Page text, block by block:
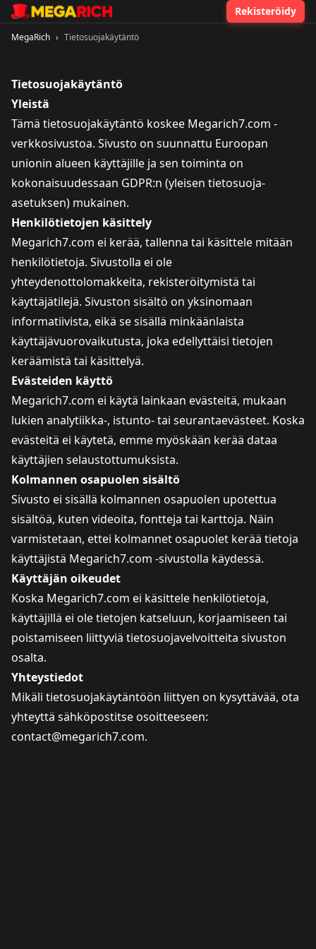
Rekisteröidy
MegaRich › Tietosuojakäytäntö
Tietosuojakäytäntö
Yleistä
Tämä tietosuojakäytäntö koskee Megarich7.com -
verkkosivustoa. Sivusto on suunnattu Euroopan
unionin alueen käyttäjille ja sen toiminta on
kokonaisuudessaan GDPR:n (yleisen tietosuoja-
asetuksen) mukainen.
Henkilötietojen käsittely
Megarich7.com ei kerää, tallenna tai käsittele mitään
henkilötietoja. Sivustolla ei ole
yhteydenottolomakkeita, rekisteröitymistä tai
käyttäjätilejä. Sivuston sisältö on yksinomaan
informatiivista, eikä se sisällä minkäänlaista
käyttäjävuorovaikutusta, joka edellyttäisi tietojen
keräämistä tai käsittelyä.
Evästeiden käyttö
Megarich7.com ei käytä lainkaan evästeitä, mukaan
lukien analytiikka-, istunto- tai seurantaevästeet. Koska
evästeitä ei käytetä, emme myöskään kerää dataa
käyttäjien selaustottumuksista.
Kolmannen osapuolen sisältö
Sivusto ei sisällä kolmannen osapuolen upotettua
sisältöä, kuten videoita, fontteja tai karttoja. Näin
varmistetaan, ettei kolmannet osapuolet kerää tietoja
käyttäjistä Megarich7.com -sivustolla käydessä.
Käyttäjän oikeudet
Koska Megarich7.com ei käsittele henkilötietoja,
käyttäjillä ei ole tietojen katseluun, korjaamiseen tai
poistamiseen liittyviä tietosuojavelvoitteita sivuston
osalta.
Yhteystiedot
Mikäli tietosuojakäytäntöön liittyen on kysyttävää, ota
yhteyttä sähköpostitse osoitteeseen:
contact@megarich7.com.